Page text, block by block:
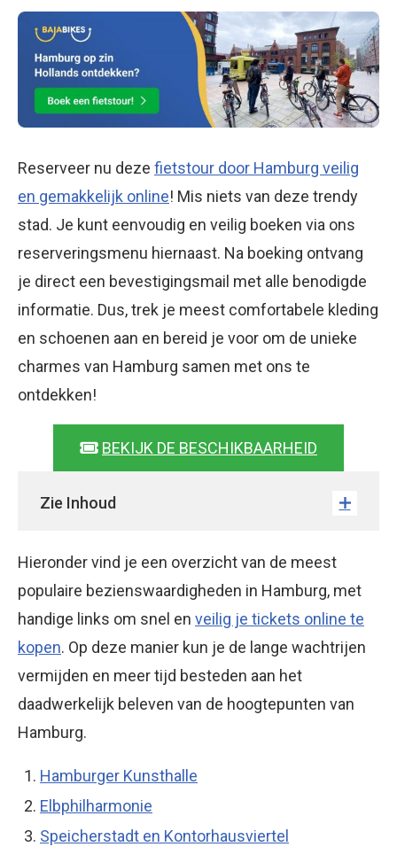
Reserveer nu deze fietstour door Hamburg veilig
en gemakkelijk online! Mis niets van deze trendy
stad. Je kunt eenvoudig en veilig boeken via ons
reserveringsmenu hiernaast. Na boeking ontvang
je direct een bevestigingsmail met alle benodigde
informatie. Dus, trek je meest comfortabele kleding
en schoenen aan en bereid je voor om de unieke
charmes van Hamburg samen met ons te
ontdekken!
BEKIJK DE BESCHIKBAARHEID
Zie Inhoud
Hieronder vind je een overzicht van de meest
populaire bezienswaardigheden in Hamburg, met
handige links om snel en veilig je tickets online te
kopen. Op deze manier kun je de lange wachtrijen
vermijden en meer tijd besteden aan het
daadwerkelijk beleven van de hoogtepunten van
Hamburg.
Hamburger Kunsthalle
Elbphilharmonie
Speicherstadt en Kontorhausviertel